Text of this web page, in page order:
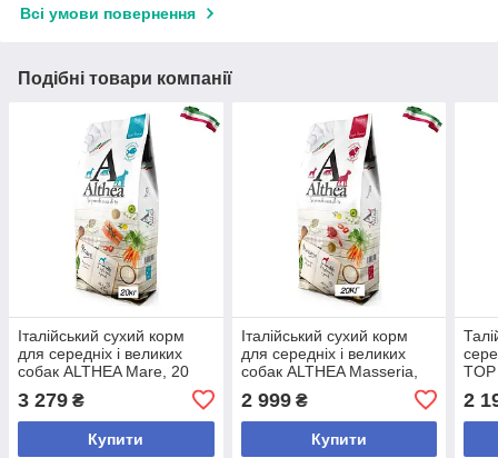
Всі умови повернення
Подібні товари компанії
Італійський сухий корм
для середніх і великих
собак ALTHEA Mare, 20
кг.,арт.,(Нов2), В наявності
3 279 ₴
Купити
Італійський сухий корм
для середніх і великих
собак ALTHEA Masseria,
наявності
2 999₴
Купити
2